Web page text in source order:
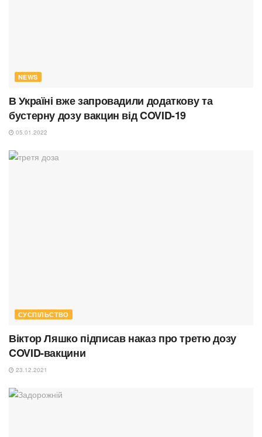
NEWS
В Україні вже запровадили додаткову та
бустерну дозу вакцин від COVID-19
05.01.2022
СУСПІЛЬСТВО
Віктор Ляшко підписав наказ про третю дозу
COVID-вакцини
23.12.2021